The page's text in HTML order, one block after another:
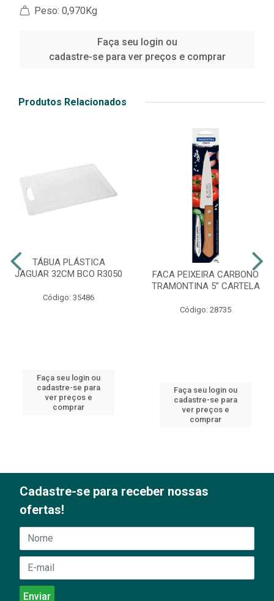
Peso: 0,970Kg
Faça seu login ou
cadastre-se para ver preços e comprar
Produtos Relacionados
TÁBUA PLÁSTICA
JAGUAR 32CM BCO R3050
Código: 35486
Faça seu login ou
cadastre-se para
ver preços e
comprar
FACA PEIXEIRA CARBONO
TRAMONTINA 5” CARTELA
Código: 28735
Faça seu login ou
cadastre-se para
ver preços e
comprar
Cadastre-se para receber nossas
ofertas!